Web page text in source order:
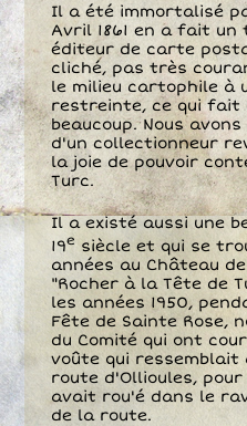
Il a été immortalisé
Avril 1861 en a fait un
éditeur de carte
cliché, pas très
le milieu cartophile à
restreinte, ce qui fait
beaucoup. Nous
d'un collectionneur
la joie de pouvoir
Turc.
Il a existé aussi une
19e siècle et qui se
années au Château
"Rocher à la Tête de
les années 1950,
Fête de Sainte Rose,
du Comité qui ont
voûte qui ressemblait
route d'Ollioules,
avait rou'é dans le
de la route.